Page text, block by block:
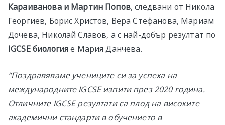
Караиванова и Мартин Попов, следвани от Никола
Георгиев, Борис Христов, Вера Стефанова, Мариам
Дочева, Николай Славов, а с най-добър резултат по
IGCSEбиологияе Мария Данчева.
“Поздравявамe учениците си за успеха на
международните IGCSE изпити през 2020 година.
Отличните IGCSE резултати са плод на високите
академични стандарти в обучението в